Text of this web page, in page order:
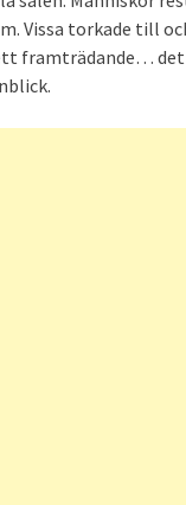
Vissa torkade till
framträdande…